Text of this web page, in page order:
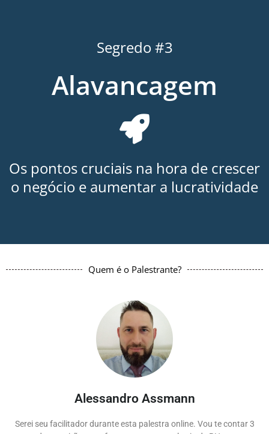
Segredo #3
Alavancagem
Os pontos cruciais na hora de crescer
o negócio e aumentar a lucratividade
Quem é o Palestrante?
Alessandro Assmann
Serei seu facilitador durante esta palestra online. Vou te contar 3